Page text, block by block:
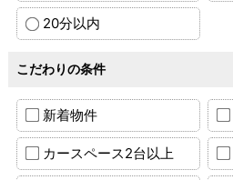
20分以内
こだわりの条件
新着物件
カースペース2台以上